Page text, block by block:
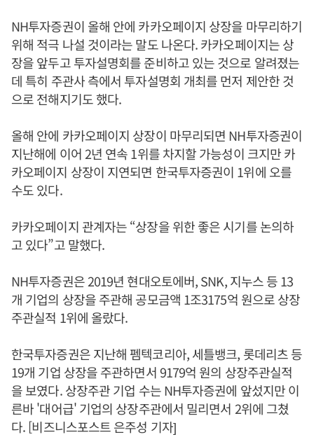
NH투자증권이 올해 안에 카카오페이지 상장을 마무리하기
위해 적극 나설 것이라는 말도 나온다. 카카오페이지는 상
장을 앞두고 투자설명회를 준비하고 있는 것으로 알려졌는
데 특히 주관사 측에서 투자설명회 개최를 먼저 제안한 것
으로 전해지기도 했다.
올해 안에 카카오페이지 상장이 마무리되면 NH투자증권이
지난해에 이어 2년 연속 1위를 차지할 가능성이 크지만 카
카오페이지 상장이 지연되면 한국투자증권이 1위에 오를
수도 있다.
카카오페이지 관계자는 “상장을 위한 좋은 시기를 논의하
고 있다”고 말했다.
NH투자증권은 2019년 현대오토에버, SNK, 지누스 등 13
개 기업의 상장을 주관해 공모금액 1조3175억 원으로 상장
주관실적 1위에 올랐다.
한국투자증권은 지난해 펨텍코리아, 세틀뱅크, 롯데리츠 등
19개 기업 상장을 주관하면서 9179억 원의 상장주관실적
을 보였다. 상장주관 기업 수는 NH투자증권에 앞섰지만 이
른바 '대어급' 기업의 상장주관에서 밀리면서 2위에 그쳤
다. [비즈니스포스트 은주성 기자]